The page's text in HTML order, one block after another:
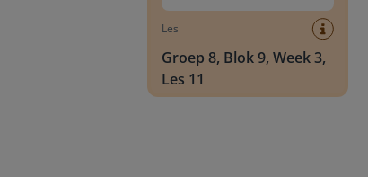
Les
Groep 8, Blok 9, Week 3,
Les 11